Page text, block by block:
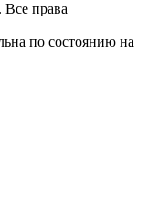
права
по состоянию на